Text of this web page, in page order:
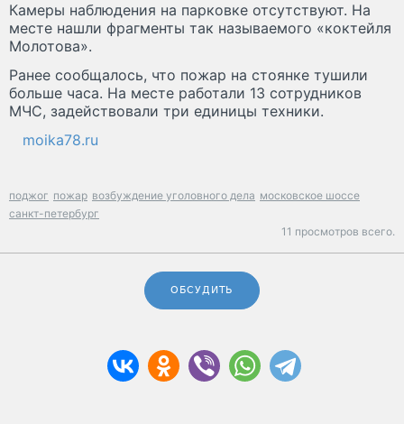
Камеры наблюдения на парковке отсутствуют. На
месте нашли фрагменты так называемого «коктейля
Молотова».
Ранее сообщалось, что пожар на стоянке тушили
больше часа. На месте работали 13 сотрудников
МЧС, задействовали три единицы техники.
moika78.ru
поджог пожар возбуждение уголовного дела московское шоссе
санкт-петербург
11 просмотров всего.
ОБСУДИТЬ